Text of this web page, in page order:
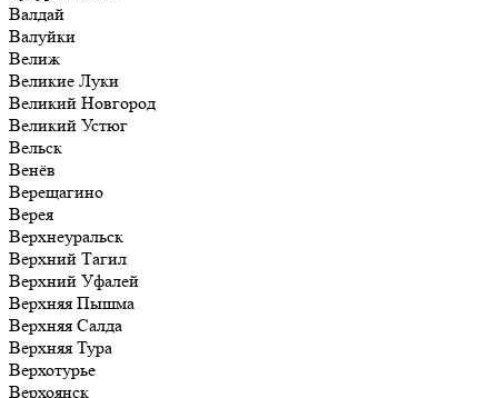
Валдай
Валуйки
Велиж
Великие Луки
Великий Новгород
Великий Устюг
Вельск
Венёв
Верещагино
Верея
Верхнеуральск
Верхний Тагил
Верхний Уфалей
Верхняя Пышма
Верхняя Салда
Верхняя Тура
Верхотурье
Верхоянск